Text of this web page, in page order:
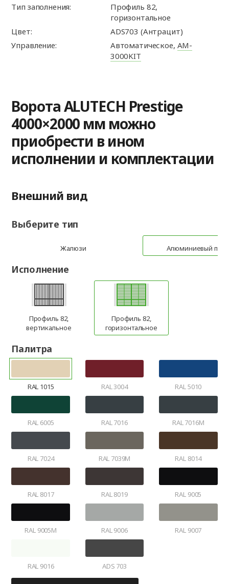
Тип заполнения:
Профиль 82,
горизонтальное
Цвет:
ADS703 (Антрацит)
Управление:
Автоматическое, AM-
3000KIT
Ворота ALUTECH Prestige
4000×2000 мм можно
приобрести в ином
исполнении и комплектации
Внешний вид
Выберите тип
Жалюзи Алюминиевый
Исполнение
Профиль 82,
вертикальное
Профиль 82,
горизонтальное
Палитра
RAL 1015 RAL 3004 RAL 5010
RAL 6005 RAL 7016 RAL 7016M
RAL 7024 RAL 7039M RAL 8014
RAL 8017 RAL 8019 RAL 9005
RAL 9005M RAL 9006 RAL 9007
RAL 9016 ADS 703